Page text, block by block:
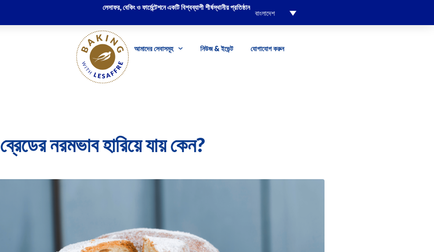
লেসাফর, বেকিং ও ফার্মেন্টেশনে একটি বিশ্বব্যাপী শীর্ষস্থানীয় প্রতিষ্ঠান
বাংলাদেশ
আমাদের সেবাসমূহ নিউজ & ইভেন্ট যোগাযোগ করুন
ব্রেডের নরমভাব হারিয়ে যায় কেন?